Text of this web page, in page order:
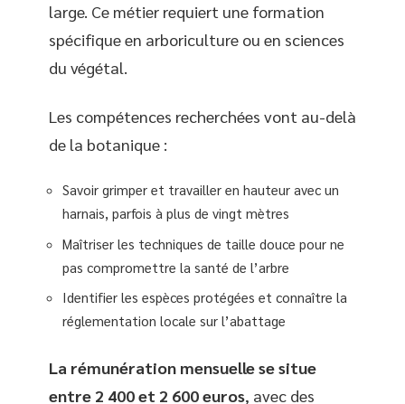
large. Ce métier requiert une formation
spécifique en arboriculture ou en sciences
du végétal.
Les compétences recherchées vont au-delà
de la botanique :
Savoir grimper et travailler en hauteur avec un
harnais, parfois à plus de vingt mètres
Maîtriser les techniques de taille douce pour ne
pas compromettre la santé de l’arbre
Identifier les espèces protégées et connaître la
réglementation locale sur l’abattage
La rémunération mensuelle se situe
entre 2 400 et 2 600 euros, avec des